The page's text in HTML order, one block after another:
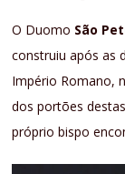
O Duomo São
construiu após as
Império Romano,
dos portões
próprio bispo